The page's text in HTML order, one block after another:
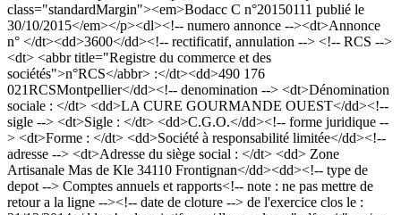
class="standardMargin"><em>Bodacc C n°20150111 publié le
30/10/2015</em></p><dl><!-- numero annonce --><dt>Annonce
n° </dt><dd>3600</dd><!-- rectificatif, annulation --> <!-- RCS -->
<dt> <abbr title="Registre du commerce et des
sociétés">n°RCS</abbr> :</dt><dd>490 176
021RCSMontpellier</dd><!-- denomination --> <dt>Dénomination
sociale : </dt> <dd>LA CURE GOURMANDE OUEST</dd><!--
sigle --> <dt>Sigle : </dt> <dd>C.G.O.</dd><!-- forme juridique --
> <dt>Forme : </dt> <dd>Société à responsabilité limitée</dd><!--
adresse --> <dt>Adresse du siège social : </dt> <dd> Zone
Artisanale Mas de Kle 34110 Frontignan</dd><dd><!-- type de
depot --> Comptes annuels et rapports<!-- note : ne pas mettre de
retour a la ligne --><!-- date de cloture --> de l'exercice clos le :